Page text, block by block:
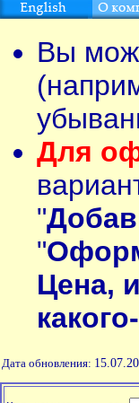
Вы
Для
"
"
Цена,
Дата обновления: